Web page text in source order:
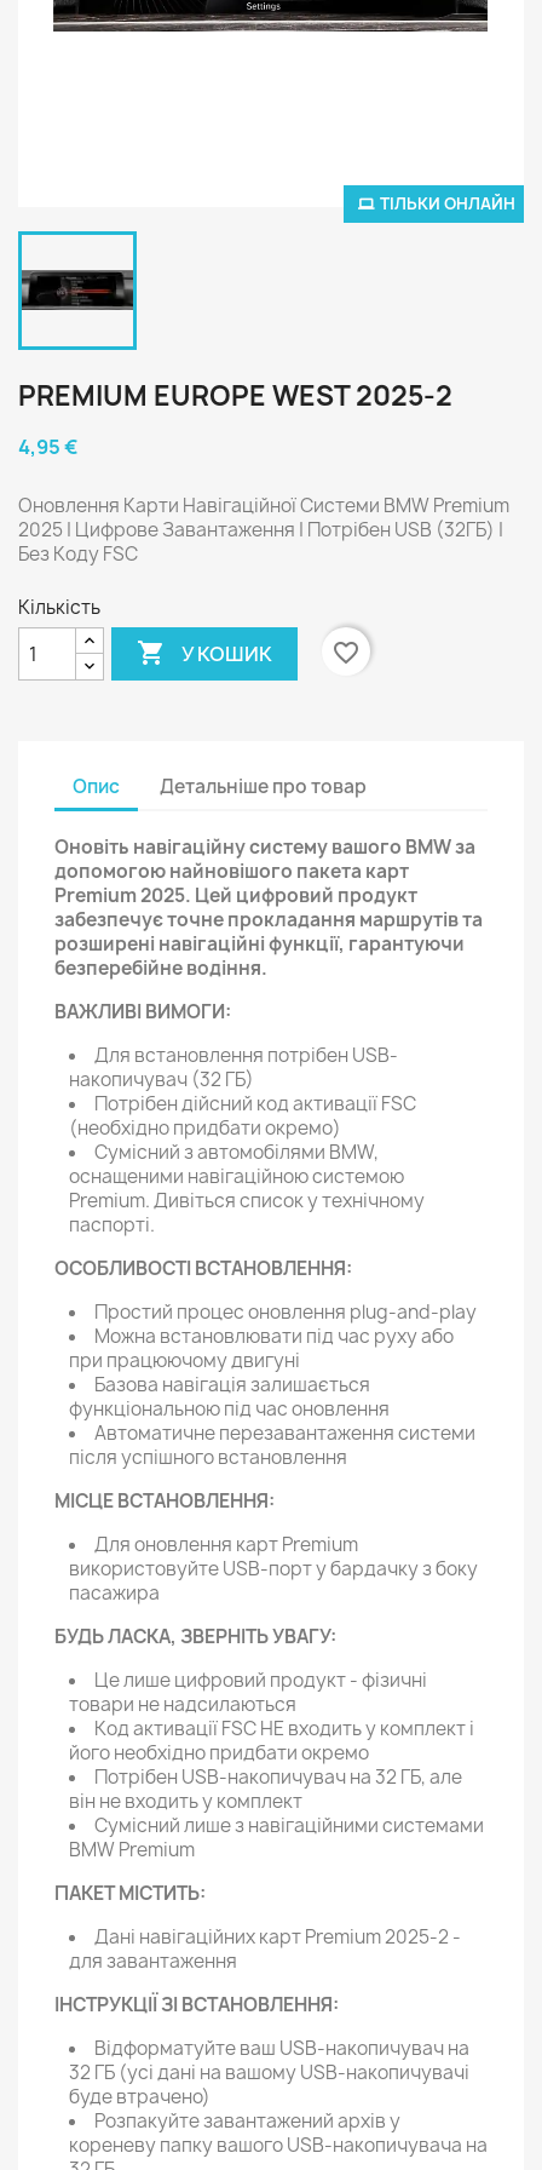
ТІЛЬКИ ОНЛАЙН
PREMIUM EUROPE WEST 2025-2
4,95 €
Оновлення Карти Навігаційної Системи BMW Premium
2025 | Цифрове Завантаження | Потрібен USB (32ГБ) |
Без Коду FSC
Кількість
 У КОШИК favorite_border
Опис Детальніше про товар
Оновіть навігаційну систему вашого BMW за
допомогою найновішого пакета карт
Premium 2025. Цей цифровий продукт
забезпечує точне прокладання маршрутів та
розширені навігаційні функції, гарантуючи
безперебійне водіння.
ВАЖЛИВІ ВИМОГИ:
Для встановлення потрібен USB-
накопичувач (32 ГБ)
Потрібен дійсний код активації FSC
(необхідно придбати окремо)
Сумісний з автомобілями BMW,
оснащеними навігаційною системою
Premium. Дивіться список у технічному
паспорті.
ОСОБЛИВОСТІ ВСТАНОВЛЕННЯ:
Простий процес оновлення plug-and-play
Можна встановлювати під час руху або
при працюючому двигуні
Базова навігація залишається
функціональною під час оновлення
Автоматичне перезавантаження системи
після успішного встановлення
МІСЦЕ ВСТАНОВЛЕННЯ:
Для оновлення карт Premium
використовуйте USB-порт у бардачку з боку
пасажира
БУДЬ ЛАСКА, ЗВЕРНІТЬ УВАГУ:
Це лише цифровий продукт - фізичні
товари не надсилаються
Код активації FSC НЕ входить у комплект і
його необхідно придбати окремо
Потрібен USB-накопичувач на 32 ГБ, але
він не входить у комплект
Сумісний лише з навігаційними системами
BMW Premium
ПАКЕТ МІСТИТЬ:
Дані навігаційних карт Premium 2025-2 -
для завантаження
ІНСТРУКЦІЇ ЗІ ВСТАНОВЛЕННЯ:
Відформатуйте ваш USB-накопичувач на
32 ГБ (усі дані на вашому USB-накопичувачі
буде втрачено)
Розпакуйте завантажений архів у
кореневу папку вашого USB-накопичувача на